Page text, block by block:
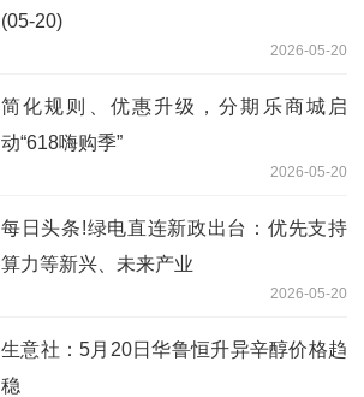
(05-20)
2026-05-20
简化规则、优惠升级，分期乐商城启
动“618嗨购季”
2026-05-20
每日头条!绿电直连新政出台：优先支持
算力等新兴、未来产业
2026-05-20
生意社：5月20日华鲁恒升异辛醇价格趋
稳